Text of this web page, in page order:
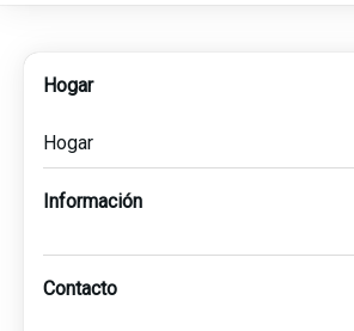
Hogar
Hogar
Información
Contacto